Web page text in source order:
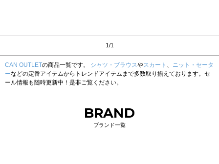
1/1
CAN OUTLETの商品一覧です。 シャツ・ブラウスやスカート 、 ニット・セータ
ーなどの定番アイテムからトレンドアイテムまで多数取り揃えております。セ
ール情報も随時更新中！是非ご覧ください。
BRAND
ブランド一覧